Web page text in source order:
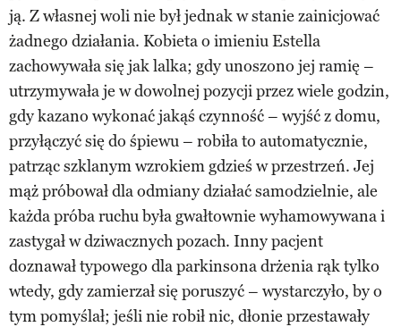
ją. Z własnej woli nie był jednak w stanie zainicjować
żadnego działania. Kobieta o imieniu Estella
zachowywała się jak lalka; gdy unoszono jej ramię –
utrzymywała je w dowolnej pozycji przez wiele godzin,
gdy kazano wykonać jakąś czynność – wyjść z domu,
przyłączyć się do śpiewu – robiła to automatycznie,
patrząc szklanym wzrokiem gdzieś w przestrzeń. Jej
mąż próbował dla odmiany działać samodzielnie, ale
każda próba ruchu była gwałtownie wyhamowywana i
zastygał w dziwacznych pozach. Inny pacjent
doznawał typowego dla parkinsona drżenia rąk tylko
wtedy, gdy zamierzał się poruszyć – wystarczyło, by o
tym pomyślał; jeśli nie robił nic, dłonie przestawały